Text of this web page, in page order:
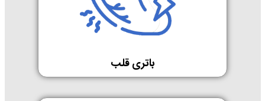
باتری قلب